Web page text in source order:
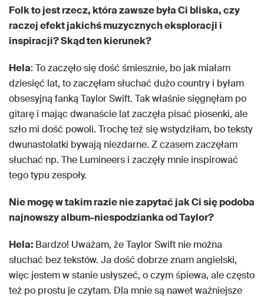
Folk to jest rzecz, która zawsze była Ci bliska, czy
raczej efekt jakichś muzycznych eksploracji i
inspiracji? Skąd ten kierunek?
Hela: To zaczęło się dość śmiesznie, bo jak miałam
dziesięć lat, to zaczęłam słuchać dużo country i byłam
obsesyjną fanką Taylor Swift. Tak właśnie sięgnęłam po
gitarę i mając dwanaście lat zaczęła pisać piosenki, ale
szło mi dość powoli. Trochę też się wstydziłam, bo teksty
dwunastolatki bywają niezdarne. Z czasem zaczęłam
słuchać np. The Lumineers i zaczęły mnie inspirować
tego typu zespoły.
Nie mogę w takim razie nie zapytać jak Ci się podoba
najnowszy album-niespodzianka od Taylor?
Hela: Bardzo! Uważam, że Taylor Swift nie można
słuchać bez tekstów. Ja dość dobrze znam angielski,
więc jestem w stanie usłyszeć, o czym śpiewa, ale często
też po prostu je czytam. Dla mnie są nawet ważniejsze